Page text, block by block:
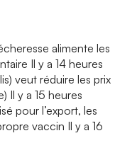
alimente les
Il y a 14 heures
veut réduire les prix
Il y a 15 heures
pour l’export, les
vaccin Il y a 16